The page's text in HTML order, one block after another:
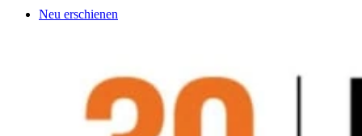
Neu erschienen
Klavierschulen